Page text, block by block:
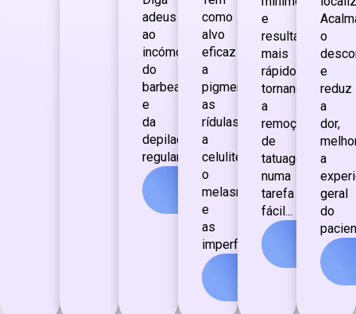
adeus
ao
incómodo
do
barbear
e
da
depilação
regulares...
Ver
mais
como
alvo
eficaz
a
pigmentação,
as
rídulas,
a
celulite,
o
melasma
e
as
imperfeições...
e
resultados
mais
rápidos,
tornando
a
remoção
de
tatuagens
numa
tarefa
fácil...
Ver
mais
o
e
reduz
a
dor,
a
geral
do